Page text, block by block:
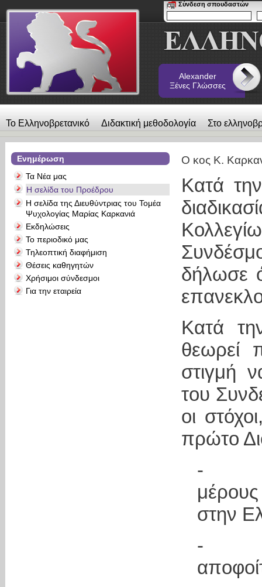
Σύνδεση σπουδαστών
Alexander
Ξένες Γλώσσες
Το Ελληνοβρετανικό Διδακτική μεθοδολογία Στο
λεύκωμα Επικοινωνία Alexander Ξένες Γλώσσες
Ενημέρωση
Τα Νέα μας
Η σελίδα του Προέδρου
Η σελίδα της Διευθύντριας του Τομέα
Ψυχολογίας Μαρίας Καρκανιά
Εκδηλώσεις
Το περιοδικό μας
Τηλεοπτική διαφήμιση
Θέσεις καθηγητών
Χρήσιμοι σύνδεσμοι
Για την εταιρεία
Ο κος Κ.
Κατά
δήλωσε
Κατά
θεωρεί
στιγμή
του
οι
πρώτο
-
στην
-